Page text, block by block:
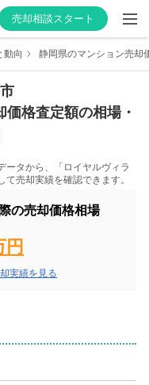
売却相談スタート
動向 静岡県のマンション売却
価格査定額の相場・
ータから、「 ロイヤルヴィラ
売却実績を確認できます。
の売却価格相場
円
実績を見る